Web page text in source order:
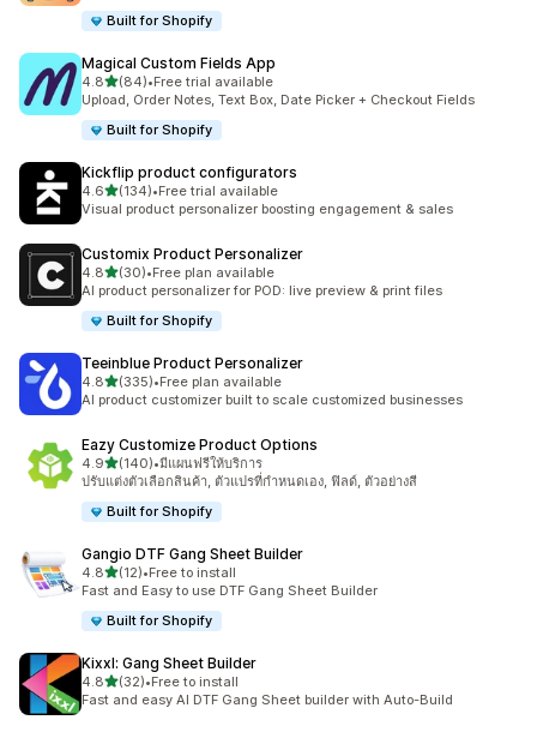
Built for Shopify
Magical Custom Fields App
4.8เต็ม 5 ดาว
(84)
ทั้งหมด 84 รีวิว
•Free trial available
Upload, Order Notes, Text Box, Date Picker + Checkout Fields
Built for Shopify
Kickflip product configurators
4.6เต็ม 5 ดาว
(134)
ทั้งหมด 134 รีวิว
•Free trial available
Visual product personalizer boosting engagement & sales
Customix Product Personalizer
4.8เต็ม 5 ดาว
(30)
ทั้งหมด 30 รีวิว
•Free plan available
AI product personalizer for POD: live preview & print files
Built for Shopify
Teeinblue Product Personalizer
4.8เต็ม 5 ดาว
(335)
ทั้งหมด 335 รีวิว
•Free plan available
AI product customizer built to scale customized businesses
Eazy Customize Product Options
4.9เต็ม 5 ดาว
(140)
ทั้งหมด 140 รีวิว
•มีแผนฟรีให้บริการ
ปรับแต่งตัวเลือกสินค้า, ตัวแปรที่กำหนดเอง, ฟิลด์, ตัวอย่างสี
Built for Shopify
Gangio DTF Gang Sheet Builder
4.8เต็ม 5 ดาว
(12)
ทั้งหมด 12 รีวิว
•Free to install
Fast and Easy to use DTF Gang Sheet Builder
Built for Shopify
Kixxl: Gang Sheet Builder
4.8เต็ม 5 ดาว
(32)
ทั้งหมด 32 รีวิว
•Free to install
Fast and easy AI DTF Gang Sheet builder with Auto-Build